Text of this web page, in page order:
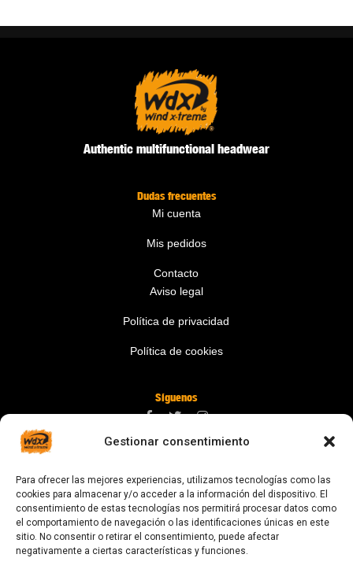
Gestionar consentimiento
Para ofrecer las mejores experiencias, utilizamos tecnologías como las
cookies para almacenar y/o acceder a la información del dispositivo. El
consentimiento de estas tecnologías nos permitirá procesar datos como
el comportamiento de navegación o las identificaciones únicas en este
sitio. No consentir o retirar el consentimiento, puede afectar
negativamente a ciertas características y funciones.
Authentic multifunctional headwear
Dudas frecuentes
Mi cuenta
Mis pedidos
Contacto
Aviso legal
Política de privacidad
Política de cookies
Síguenos
digital@zonawind.com
Av. de la Mare de Déu de Montserrat, 115
08024 Barcelona